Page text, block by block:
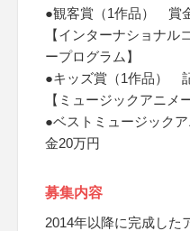
●観客賞（1作品） 賞
【インターナショナル
ープログラム】
●キッズ賞（1作品）
【ミュージックアニメ
●ベストミュージック
金20万円
募集内容
2014年以降に完成した